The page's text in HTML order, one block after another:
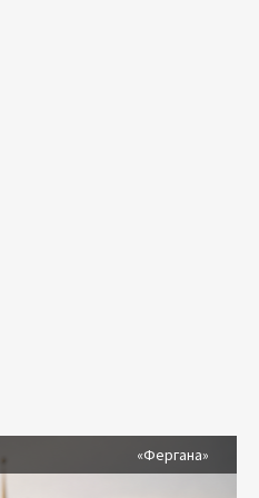
«Фергана»